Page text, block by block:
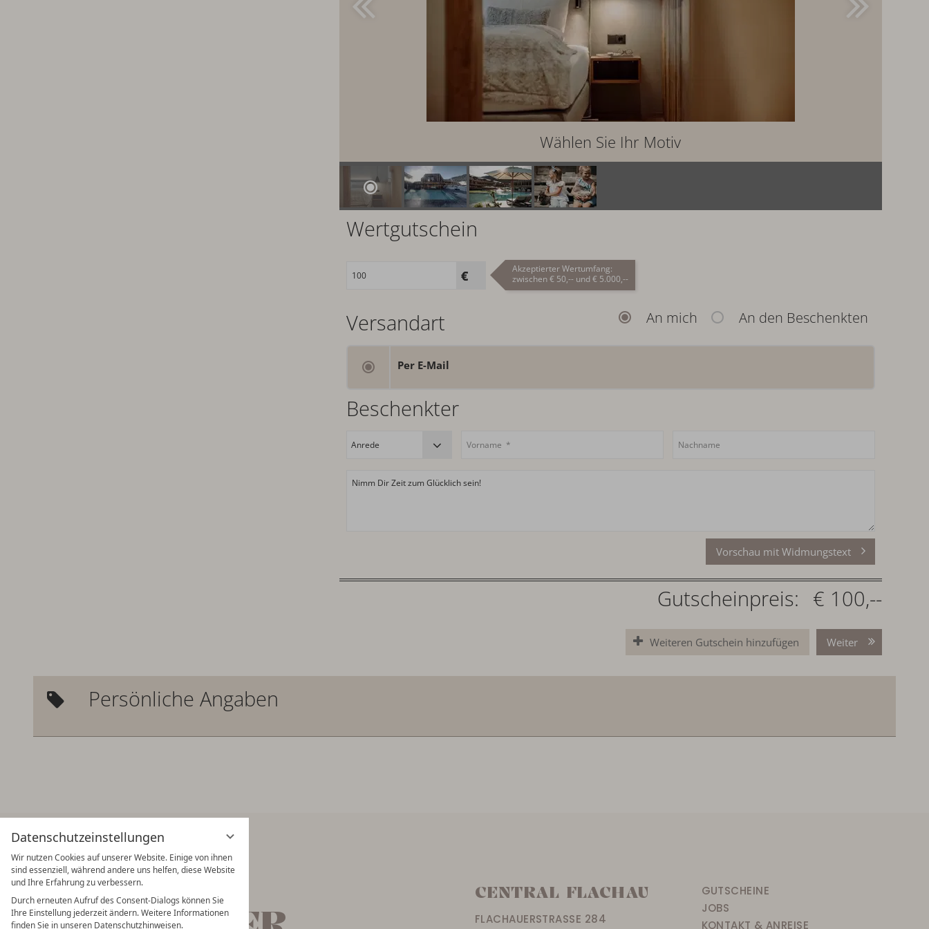
Datenschutzeinstellungen
Wir nutzen Cookies auf unserer Website. Einige von ihnen
sind essenziell, während andere uns helfen, diese Website
und Ihre Erfahrung zu verbessern.
Durch erneuten Aufruf des Consent-Dialogs können Sie
Ihre Einstellung jederzeit ändern. Weitere Informationen
finden Sie in unseren Datenschutzhinweisen.
Wählen Sie Ihr Motiv
Wertgutschein
Akzeptierter Wertumfang:
zwischen € 50,-- und € 5.000,--
Versandart An den Beschenkten
An mich
Per E-Mail
Beschenkter
Vorschau mit Widmungstext
Gutscheinpreis: € 100,--
Weiteren Gutschein hinzufügen Weiter
Persönliche Angaben
IMMER AUF DEM NEUSTEN STAND CENTRAL FLACHAU
FLACHAUERSTRASSE 284
GUTSCHEINE
JOBS
KONTAKT & ANREISE